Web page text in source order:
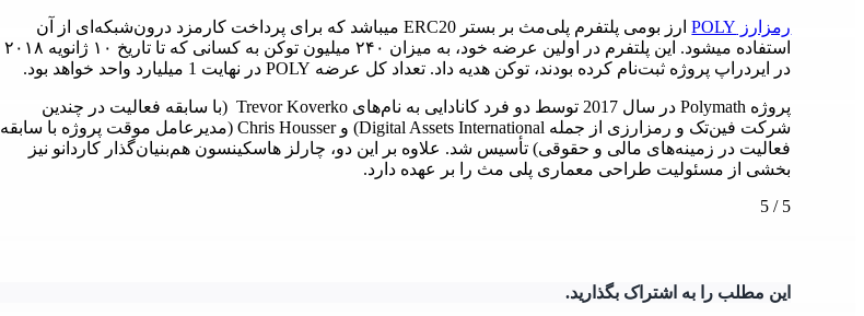
رمزارز POLY
ارز بومی پلتفرم پلی‌مث بر بستر ERC20 میباشد که برای پرداخت کارمزد درون‌شبکه‌ای از آن
استفاده میشود. این پلتفرم در اولین عرضه خود، به میزان ۲۴۰ میلیون توکن به کسانی که تا تاریخ ۱۰ ژانویه ۲۰۱۸
در ایردراپ پروژه ثبت‌نام کرده بودند، توکن هدیه داد. تعداد کل عرضه POLY در نهایت 1 میلیارد واحد خواهد بود.
پروژه Polymath در سال 2017 توسط دو فرد کانادایی به نام‌های Trevor Koverko (با سابقه فعالیت در چندین
شرکت فین‌تک و رمزارزی از جمله Digital Assets International) و Chris Housser (مدیرعامل موقت پروژه با سابقه
فعالیت در زمینه‌های مالی و حقوقی) تأسیس شد. علاوه بر این دو، چارلز هاسکینسون هم‌بنیان‌گذار کاردانو نیز
بخشی از مسئولیت طراحی معماری پلی مث را بر عهده دارد.
5
/
5
این مطلب را به اشتراک بگذارید.